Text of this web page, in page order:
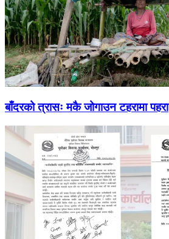
बाँदरको त्रासः मकै जोगाउन टहरामा पहरा